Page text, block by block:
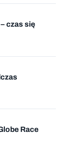
czas się
Race